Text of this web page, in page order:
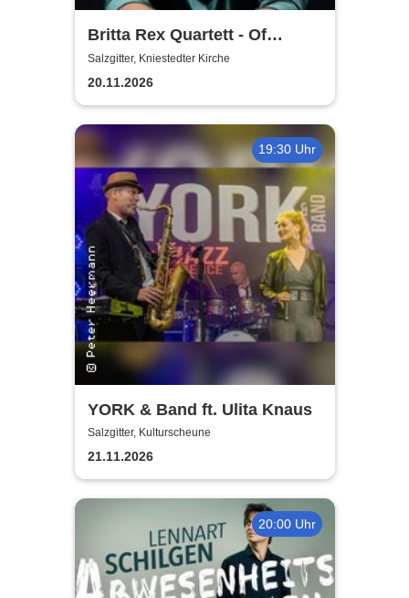
Britta Rex Quartett - Of
Witches, Queens & Heroines
Salzgitter, Kniestedter Kirche
20.11.2026
19:30 Uhr
YORK & Band ft. Ulita Knaus
Salzgitter, Kulturscheune
21.11.2026
20:00 Uhr